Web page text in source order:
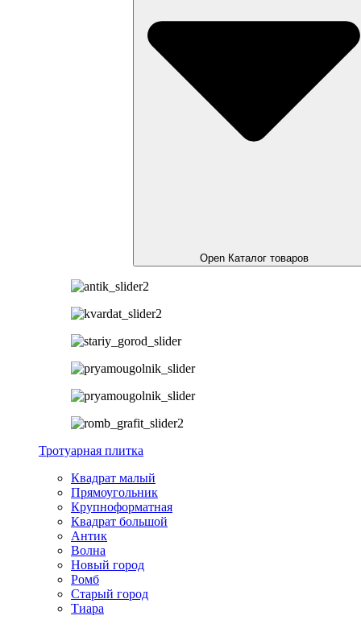
Open Каталог товаров
Тротуарная плитка
Квадрат малый
Прямоугольник
Крупноформатная
Квадрат большой
Антик
Волна
Новый город
Ромб
Старый город
Тиара